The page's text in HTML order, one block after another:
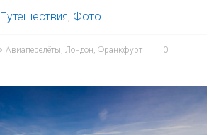
Путешествия, Фото
Авиаперелёты,Лондон,Франкфурт
0